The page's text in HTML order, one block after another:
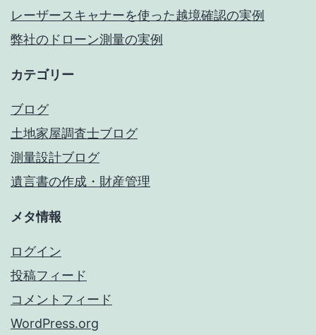
レーザースキャナーを使った越境確認の実例
弊社のドローン測量の実例
カテゴリー
ブログ
土地家屋調査士ブログ
測量設計ブログ
遺言書の作成・財産管理
メタ情報
ログイン
投稿フィード
コメントフィード
WordPress.org